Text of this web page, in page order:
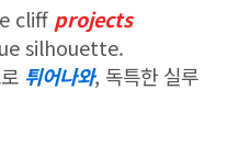
cliff projects
silhouette.
튀어나와, 독특한 실루